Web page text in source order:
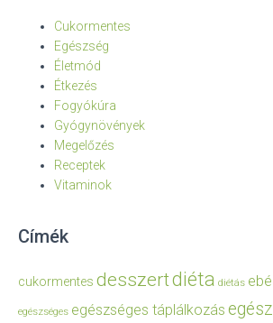
Cukormentes
Egészség
Életmód
Étkezés
Fogyókúra
Gyógynövények
Megelőzés
Receptek
Vitaminok
Címék
cukormentes desszertdiéta diétás
egészséges egészséges táplálkozás